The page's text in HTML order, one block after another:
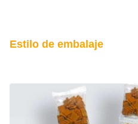
Estilo de embalaje